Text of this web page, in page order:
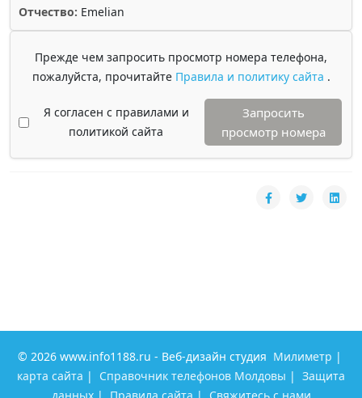
Отчество: Emelian
Прежде чем запросить просмотр номера телефона,
пожалуйста, прочитайте Правила и политику сайта .
Я согласен с правилами и
политикой сайта
Запросить
просмотр номера
© 2026 www.info1188.ru - Веб-дизайн студия Милиметр |
карта сайта | Справочник телефонов Молдовы | Защита